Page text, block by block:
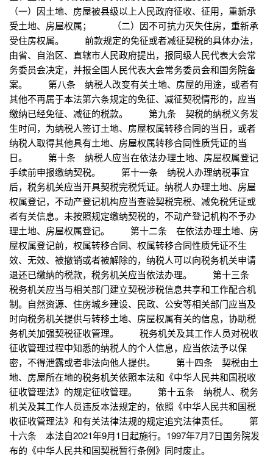
（一）因土地、房屋被县级以上人民政府征收、征用，重新承
受土地、房屋权属； （二）因不可抗力灭失住房，重新承
受住房权属。 前款规定的免征或者减征契税的具体办法，
由省、自治区、直辖市人民政府提出，报同级人民代表大会常
务委员会决定，并报全国人民代表大会常务委员会和国务院备
案。 第八条 纳税人改变有关土地、房屋的用途，或者有
其他不再属于本法第六条规定的免征、减征契税情形的，应当
缴纳已经免征、减征的税款。 第九条 契税的纳税义务发
生时间，为纳税人签订土地、房屋权属转移合同的当日，或者
纳税人取得其他具有土地、房屋权属转移合同性质凭证的当
日。 第十条 纳税人应当在依法办理土地、房屋权属登记
手续前申报缴纳契税。 第十一条 纳税人办理纳税事宜
后，税务机关应当开具契税完税凭证。纳税人办理土地、房屋
权属登记，不动产登记机构应当查验契税完税、减免税凭证或
者有关信息。未按照规定缴纳契税的，不动产登记机构不予办
理土地、房屋权属登记。 第十二条 在依法办理土地、房
屋权属登记前，权属转移合同、权属转移合同性质凭证不生
效、无效、被撤销或者被解除的，纳税人可以向税务机关申请
退还已缴纳的税款，税务机关应当依法办理。 第十三条
税务机关应当与相关部门建立契税涉税信息共享和工作配合机
制。自然资源、住房城乡建设、民政、公安等相关部门应当及
时向税务机关提供与转移土地、房屋权属有关的信息，协助税
务机关加强契税征收管理。 税务机关及其工作人员对税收
征收管理过程中知悉的纳税人的个人信息，应当依法予以保
密，不得泄露或者非法向他人提供。 第十四条 契税由土
地、房屋所在地的税务机关依照本法和《中华人民共和国税收
征收管理法》的规定征收管理。 第十五条 纳税人、税务
机关及其工作人员违反本法规定的，依照《中华人民共和国税
收征收管理法》和有关法律法规的规定追究法律责任。 第
十六条 本法自2021年9月1日起施行。1997年7月7日国务院发
布的《中华人民共和国契税暂行条例》同时废止。